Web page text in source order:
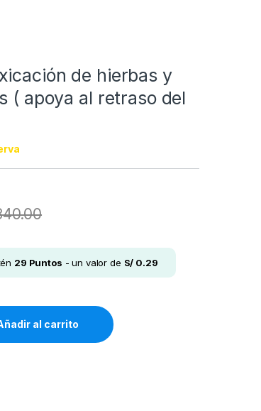
de hierbas y
( apoya al retraso del
29 Puntos - un valor de S/ 0.29
y limpieza para niños ( apoya al retraso del
al carrito